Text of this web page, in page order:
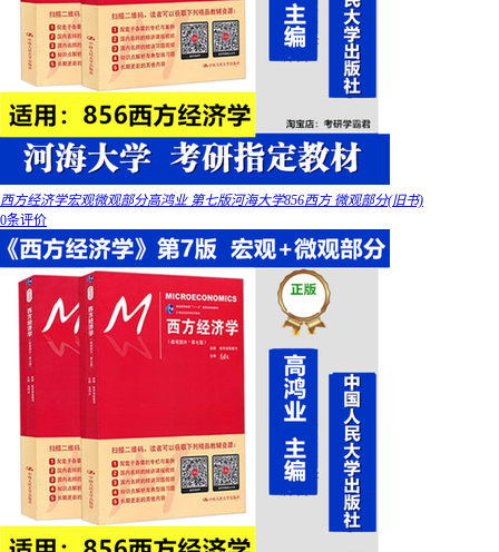
西方经济学宏观微观部分高鸿业 第七版河海大学856西方 微观部分(旧书)
0条评价